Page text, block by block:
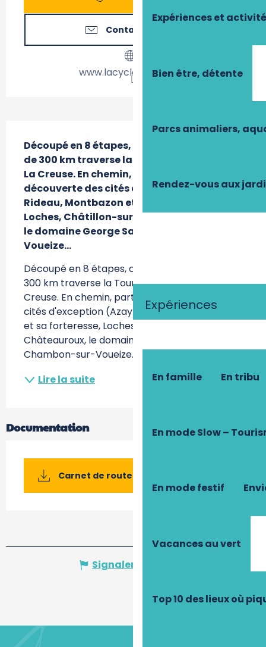
Expériences et
Bien être, détente
Parcs animaliers,
Rendez-vous aux
Expériences
En famille En tribu
En mode Slow –
En mode festif
Vacances au vert
Top 10 des lieux où
Contactez-nous
www.lacycloboheme.fr
Découpé en 8 étapes, cet itinéraire de plus
de 300 km traverse la Touraine, le Berry et
La Creuse. En chemin, partez à la
découverte des cités d'exception : Azay-le-
Rideau, Montbazon et sa forteresse,
Loches, Châtillon-sur-Indre, Châteauroux,
le domaine George Sand, Chambon-sur-
Voueize...
Découpé en 8 étapes, cet itinéraire de plus de
300 km traverse la Touraine, le Berry et La
Creuse. En chemin, partez à la découverte des
cités d'exception (Azay-le-Rideau, Montbazon
et sa forteresse, Loches, Châtillon-sur-Indre,
Châteauroux, le domaine George Sand,
Chambon-sur-Voueize...) en filant...
Lire la suite
Documentation
Carnet de route 2025
Signaler une erreur